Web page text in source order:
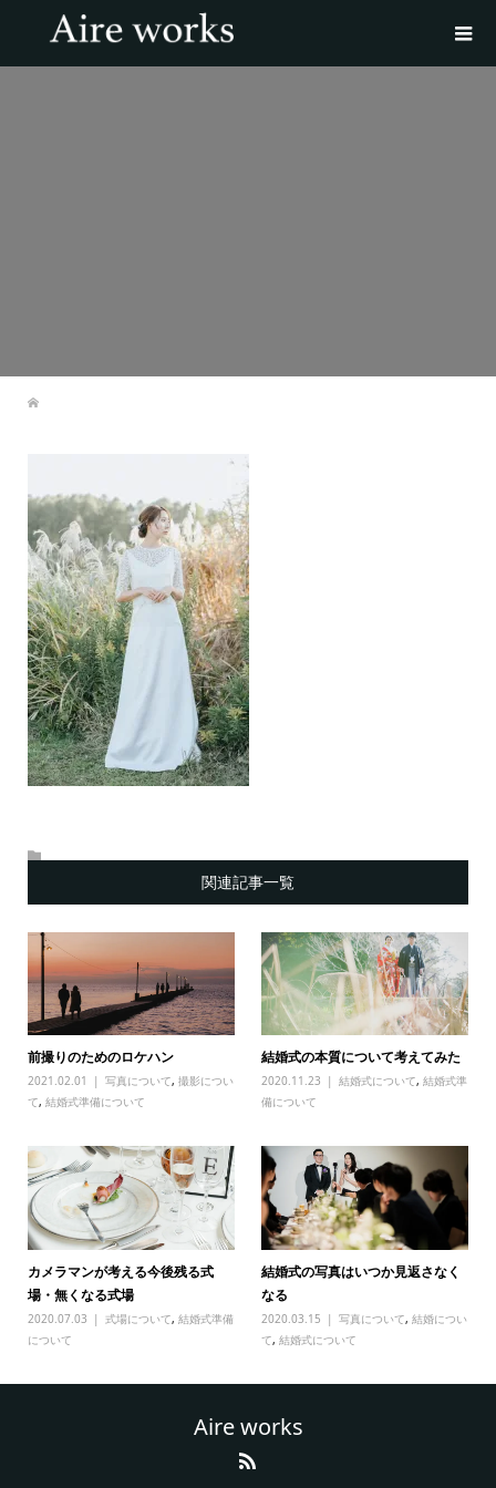
関連記事一覧
前撮りのためのロケハン
2021.02.01 写真について, 撮影につい
て, 結婚式準備について
結婚式の本質について考えてみた
2020.11.23 結婚式について,結婚式準
備について
カメラマンが考える今後残る式
場・無くなる式場
2020.07.03 式場について, 結婚式準備
について
結婚式の写真はいつか見返さなく
なる
2020.03.15 写真について,結婚につい
て,結婚式について
Aire works